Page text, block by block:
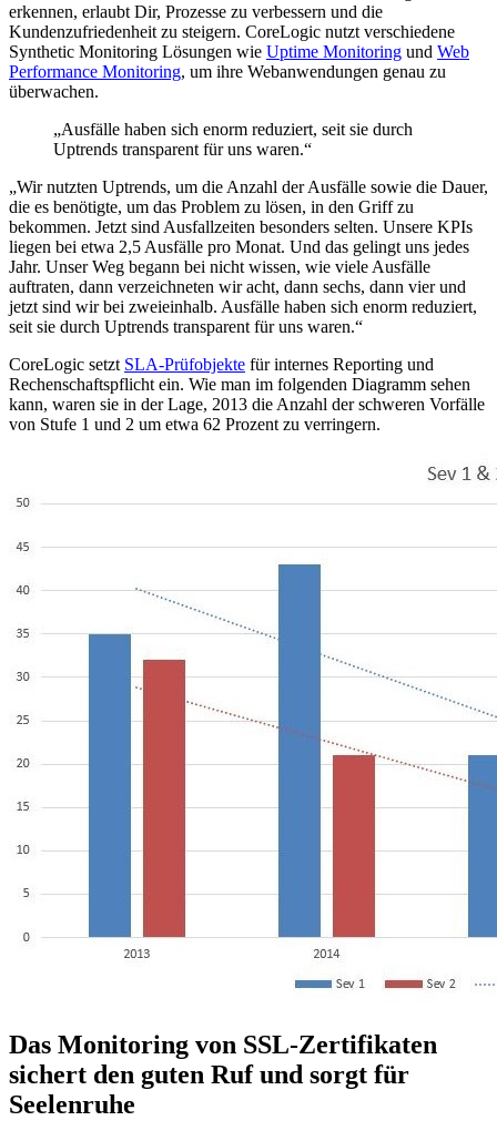
erkennen, erlaubt Dir, Prozesse zu verbessern und die
Kundenzufriedenheit zu steigern. CoreLogic nutzt verschiedene
Synthetic Monitoring Lösungen wie Uptime Monitoring und Web
Performance Monitoring, um ihre Webanwendungen genau zu
überwachen.
„Ausfälle haben sich enorm reduziert, seit sie durch
Uptrends transparent für uns waren.“
„Wir nutzten Uptrends, um die Anzahl der Ausfälle sowie die Dauer,
die es benötigte, um das Problem zu lösen, in den Griff zu
bekommen. Jetzt sind Ausfallzeiten besonders selten. Unsere KPIs
liegen bei etwa 2,5 Ausfälle pro Monat. Und das gelingt uns jedes
Jahr. Unser Weg begann bei nicht wissen, wie viele Ausfälle
auftraten, dann verzeichneten wir acht, dann sechs, dann vier und
jetzt sind wir bei zweieinhalb. Ausfälle haben sich enorm reduziert,
seit sie durch Uptrends transparent für uns waren.“
CoreLogic setzt SLA-Prüfobjekte für internes Reporting und
Rechenschaftspflicht ein. Wie man im folgenden Diagramm sehen
kann, waren sie in der Lage, 2013 die Anzahl der schweren Vorfälle
von Stufe 1 und 2 um etwa 62 Prozent zu verringern.
Das Monitoring von SSL-Zertifikaten
sichert den guten Ruf und sorgt für
Seelenruhe